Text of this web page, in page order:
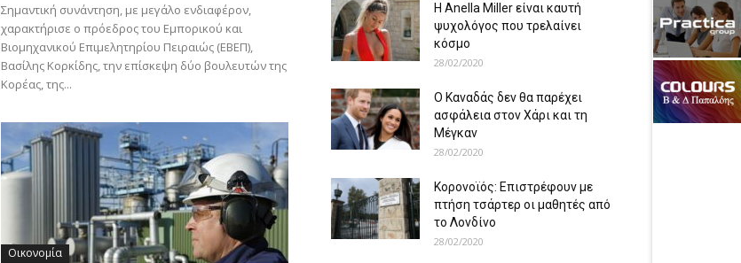
Σημαντική συνάντηση, με μεγάλο ενδιαφέρον,
χαρακτήρισε ο πρόεδρος του Εμπορικού και
Βιομηχανικού Επιμελητηρίου Πειραιώς (ΕΒΕΠ),
Βασίλης Κορκίδης, την επίσκεψη δύο βουλευτών της
Κορέας, της...
Οικονομία
Η Anella Miller είναι καυτή
ψυχολόγος που τρελαίνει
κόσμο
28/02/2020
Ο Καναδάς δεν θα παρέχει
ασφάλεια στον Χάρι και τη
Μέγκαν
28/02/2020
Κορονοϊός: Επιστρέφουν με
πτήση τσάρτερ οι μαθητές από
το Λονδίνο
28/02/2020